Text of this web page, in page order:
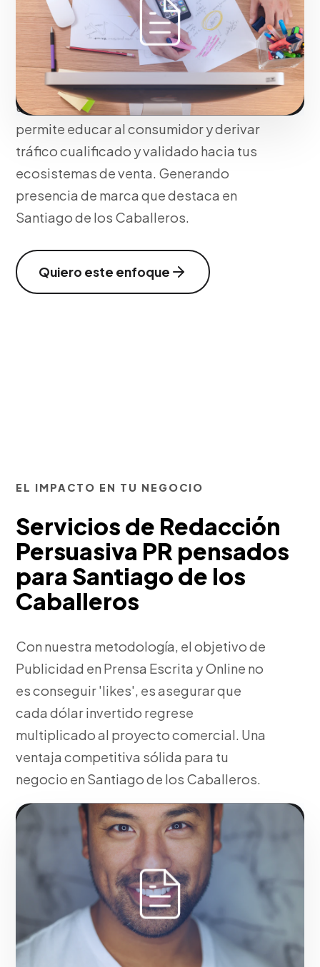
educa es la que convence. A través de
alianzas con prensa escrita y portales
digitales premium, posicionamos los
atributos complejos de tus servicios en
un entorno donde la lectura profunda
permite educar al consumidor y derivar
tráfico cualificado y validado hacia tus
ecosistemas de venta. Generando
presencia de marca que destaca en
Santiago de los Caballeros.
Quiero este enfoque
EL IMPACTO EN TU NEGOCIO
Servicios de Redacción
Persuasiva PR pensados
para Santiago de los
Caballeros
Con nuestra metodología, el objetivo de
Publicidad en Prensa Escrita y Online no
es conseguir 'likes', es asegurar que
cada dólar invertido regrese
multiplicado al proyecto comercial. Una
ventaja competitiva sólida para tu
negocio en Santiago de los Caballeros.
En nuestra agencia, configuración técnica de
etiquetas y píxeles de seguimiento. Maximizando el
retorno de inversión en Santiago de los Caballeros.
Solicitar servicio